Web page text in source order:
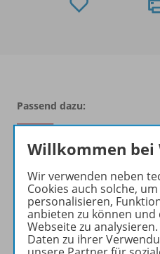
Passend dazu:
Willkommen bei
Wir verwenden neben
Cookies auch solche,
personalisieren,
anbieten zu können
Webseite zu
Daten zu ihrer